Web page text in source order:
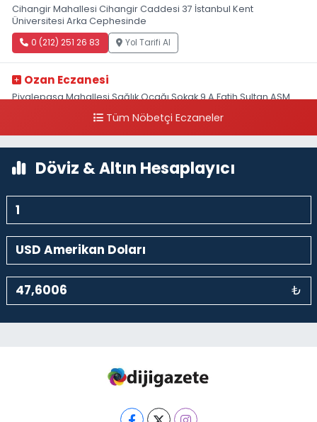
Cihangir Mahallesi Cihangir Caddesi 37 İstanbul Kent
Üniversitesi Arka Cephesinde
0 (212) 251 26 83 Yol Tarifi Al
Ozan Eczanesi
Piyalepaşa Mahallesi Sağlık Ocağı Sokak 9 A Fatih Sultan ASM
Tüm Nöbetçi Eczaneler
Döviz & Altın Hesaplayıcı
₺